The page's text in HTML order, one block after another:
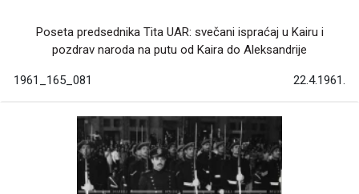
Poseta predsednika Tita UAR: svečani ispraćaj u Kairu i
pozdrav naroda na putu od Kaira do Aleksandrije
1961_165_081 22.4.1961.